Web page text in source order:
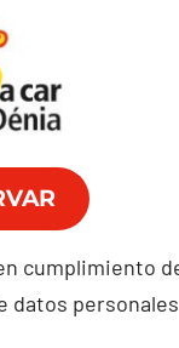
cumplimiento
datos personales